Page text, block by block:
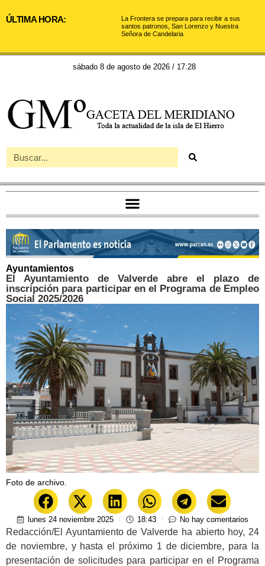
ÚLTIMA HORA:
La Frontera se prepara para recibir a sus
santos patronos, San Lorenzo y Nuestra
Señora de Candelaria
sábado 8 de agosto de 2026 / 17:28
Ayuntamientos
El Ayuntamiento de Valverde abre el plazo de
inscripción para participar en el Programa de Empleo
Social 2025/2026
Foto de archivo.
lunes 24 noviembre 2025 18:43 No hay comentarios
Redacción/El Ayuntamiento de Valverde ha abierto hoy, 24
de noviembre, y hasta el próximo 1 de diciembre, para la
presentación de solicitudes para participar en el Programa